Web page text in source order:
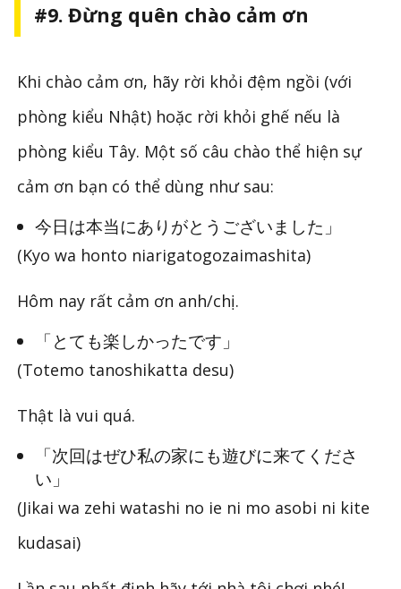
#9. Đừng quên chào cảm ơn
Khi chào cảm ơn, hãy rời khỏi đệm ngồi (với
phòng kiểu Nhật) hoặc rời khỏi ghế nếu là
phòng kiểu Tây. Một số câu chào thể hiện sự
cảm ơn bạn có thể dùng như sau:
今日は本当にありがとうございました」
(Kyo wa honto niarigatogozaimashita)
Hôm nay rất cảm ơn anh/chị.
「とても楽しかったです」
(Totemo tanoshikatta desu)
Thật là vui quá.
「次回はぜひ私の家にも遊びに来てくださ
い」
(Jikai wa zehi watashi no ie ni mo asobi ni kite
kudasai)